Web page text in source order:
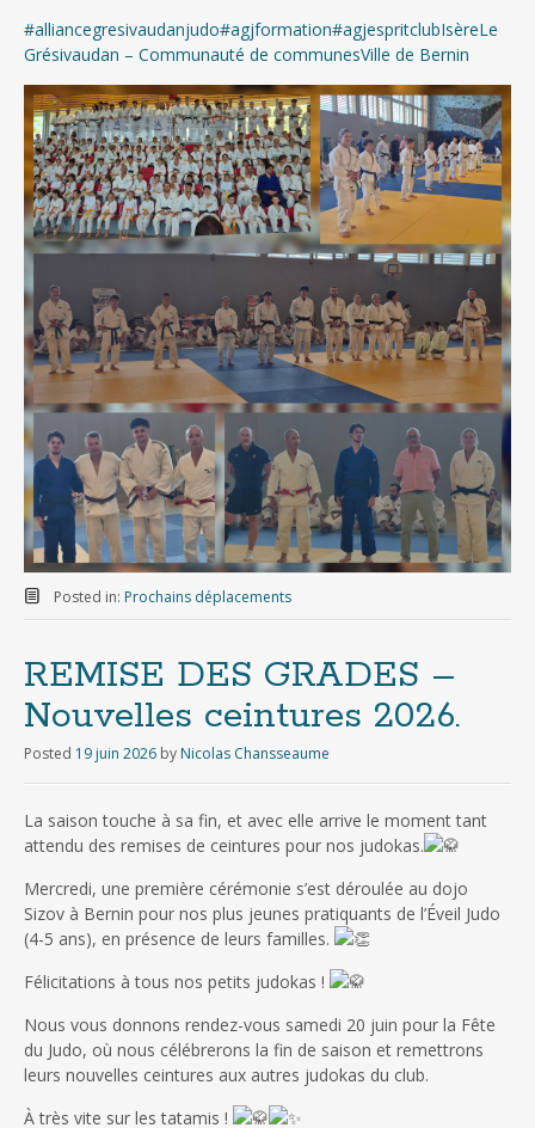
#alliancegresivaudanjudo#agjformation#agjespritclubIsèreLe
Grésivaudan – Communauté de communesVille de Bernin
Posted in: Prochains déplacements
REMISE DES GRADES –
Nouvelles ceintures 2026.
Posted 19 juin 2026 by Nicolas Chansseaume
La saison touche à sa fin, et avec elle arrive le moment tant
attendu des remises de ceintures pour nos judokas.
Mercredi, une première cérémonie s’est déroulée au dojo
Sizov à Bernin pour nos plus jeunes pratiquants de l’Éveil Judo
(4-5 ans), en présence de leurs familles.
Félicitations à tous nos petits judokas !
Nous vous donnons rendez-vous samedi 20 juin pour la Fête
du Judo, où nous célébrerons la fin de saison et remettrons
leurs nouvelles ceintures aux autres judokas du club.
À très vite sur les tatamis !